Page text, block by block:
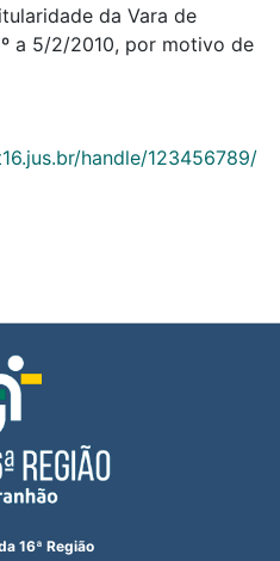
da Vara de
a 5/2/2010, por motivo de
handle/123456789/
16ª Região